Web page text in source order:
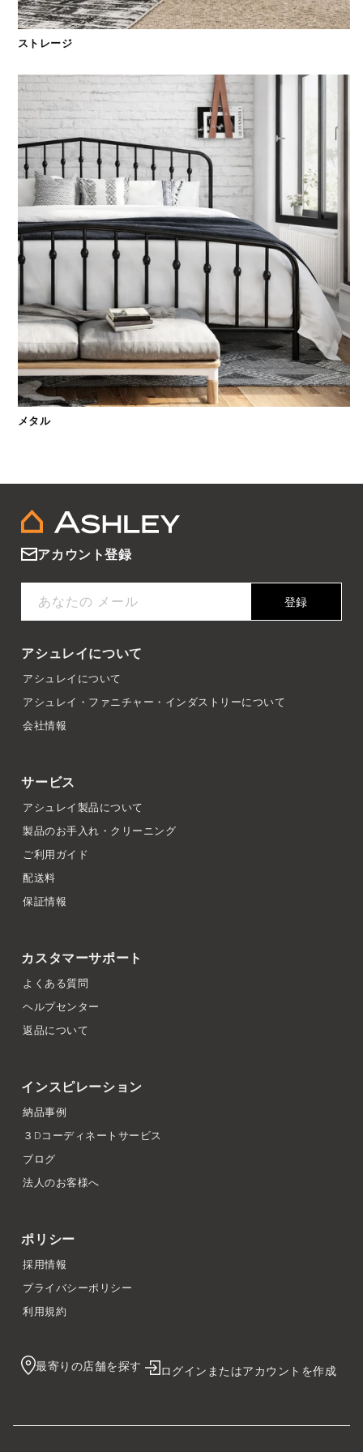
ストレージ
メタル
アカウント登録
あなたの メール 登録
アシュレイについて
アシュレイについて
アシュレイ・ファニチャー・インダストリーについて
会社情報
サービス
アシュレイ製品について
製品のお手入れ・クリーニング
ご利用ガイド
配送料
保証情報
カスタマーサポート
よくある質問
ヘルプセンター
返品について
インスピレーション
納品事例
３Dコーディネートサービス
ブログ
法人のお客様へ
ポリシー
採用情報
プライバシーポリシー
利用規約
最寄りの店舗を探す ログインまたはアカウントを作成